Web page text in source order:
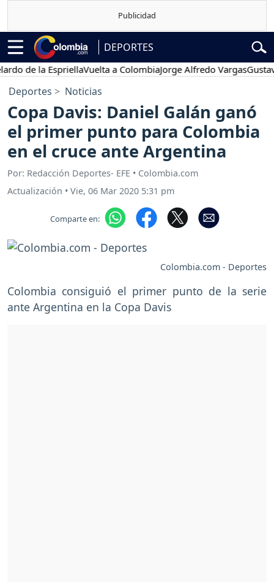
DEPORTES
la EspriellaVuelta a ColombiaJorge Alfredo VargasGustavo
Deportes Noticias
Copa Davis: Daniel Galán ganó
el primer punto para Colombia
en el cruce ante Argentina
Por: Redacción Deportes- EFE • Colombia.com
Actualización • Vie, 06 Mar 2020 5:31 pm
Comparte en:
Colombia.com - Deportes
Colombia consiguió el primer punto de la serie
ante Argentina en la Copa Davis